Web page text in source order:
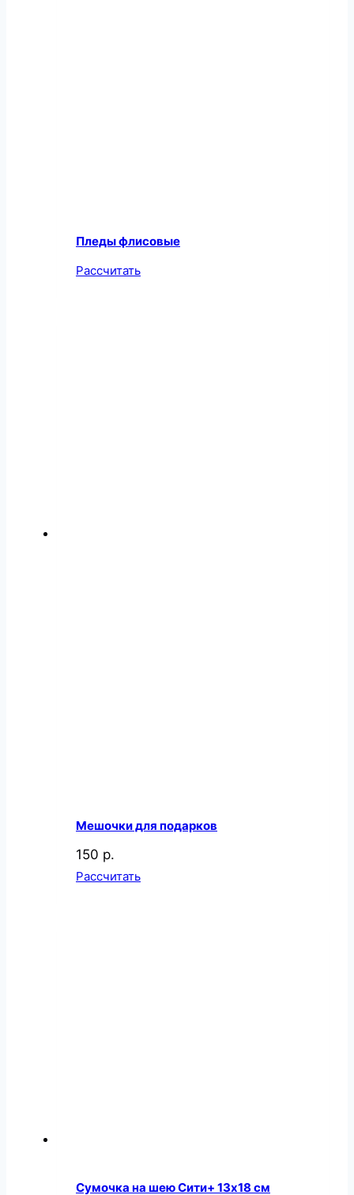
Пледы флисовые
Рассчитать
Мешочки для подарков
150 р.
Рассчитать
Сумочка на шею Сити+ 13х18 см